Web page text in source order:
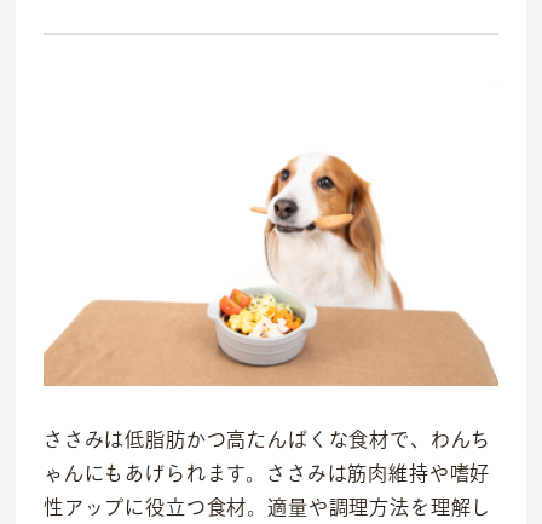
ささみは低脂肪かつ高たんぱくな食材で、わんち
ゃんにもあげられます。ささみは筋肉維持や嗜好
性アップに役立つ食材。適量や調理方法を理解し